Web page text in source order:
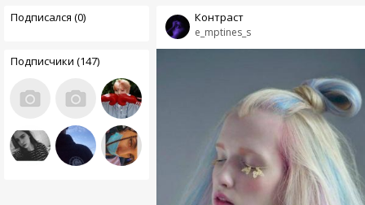
Подписался (0)
Подписчики (147)
e_mptines_s
Контраст